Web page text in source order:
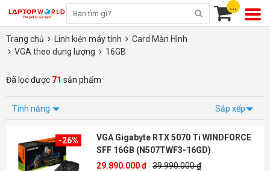
...
Trang chủ Linh kiện máy tính
Card Màn Hình
VGA theo dung lượng
16GB
Đã lọc được 71 sản phẩm
Tính năng Sắp xếp
-26%
VGA Gigabyte RTX 5070 Ti WINDFORCE
SFF 16GB (N507TWF3-16GD)
29.890.000 đ 39.990.000 ₫